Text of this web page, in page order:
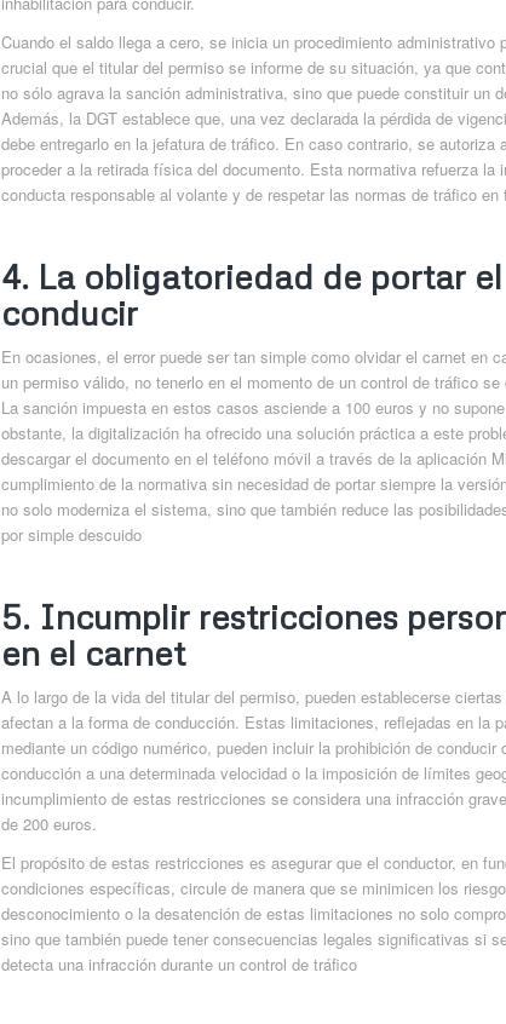
Cuando el saldo llega a cero, se inicia un procedimiento administrativo
crucial que el titular del permiso se informe de su situación, ya que
no sólo agrava la sanción administrativa, sino que puede constituir un
Además, la DGT establece que, una vez declarada la pérdida de
debe entregarlo en la jefatura de tráfico. En caso contrario, se autoriza
proceder a la retirada física del documento. Esta normativa refuerza la
conducta responsable al volante y de respetar las normas de tráfico en
4. La obligatoriedad de portar
conducir
En ocasiones, el error puede ser tan simple como olvidar el carnet en
un permiso válido, no tenerlo en el momento de un control de tráfico
La sanción impuesta en estos casos asciende a 100 euros y no
obstante, la digitalización ha ofrecido una solución práctica a este
descargar el documento en el teléfono móvil a través de la aplicación
cumplimiento de la normativa sin necesidad de portar siempre la
no solo moderniza el sistema, sino que también reduce las
por simple descuido
5. Incumplir restricciones
en el carnet
A lo largo de la vida del titular del permiso, pueden establecerse
afectan a la forma de conducción. Estas limitaciones, reflejadas en la
mediante un código numérico, pueden incluir la prohibición de
conducción a una determinada velocidad o la imposición de límites
incumplimiento de estas restricciones se considera una infracción
de 200 euros.
El propósito de estas restricciones es asegurar que el conductor, en
condiciones específicas, circule de manera que se minimicen los
desconocimiento o la desatención de estas limitaciones no solo
sino que también puede tener consecuencias legales significativas si
detecta una infracción durante un control de tráfico